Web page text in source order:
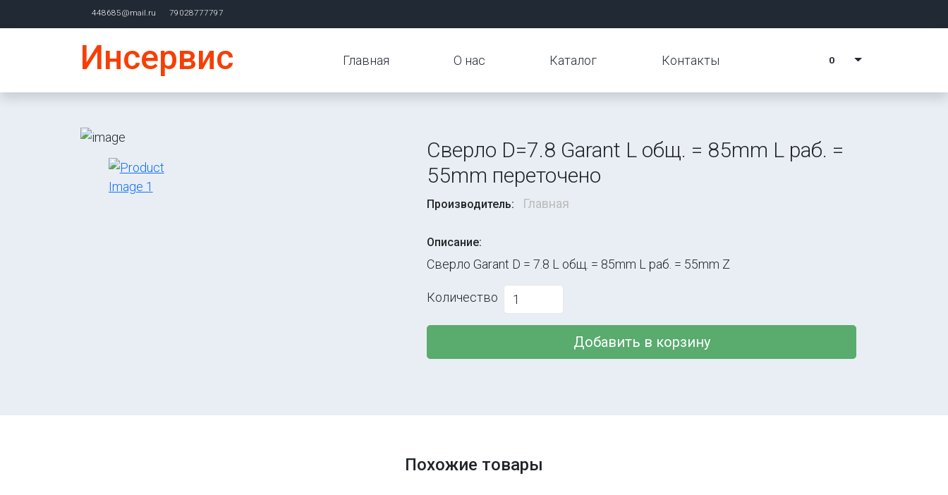
448685@mail.ru 79028777797
Инсервис Главная О нас Каталог Контакты 0
Сверло D=7.8 Garant L общ. = 85mm L раб. =
55mm переточено
Производитель: Главная
Описание:
Сверло Garant D = 7.8 L общ. = 85mm L раб. = 55mm Z
Количество
Добавить в корзину
Похожие товары